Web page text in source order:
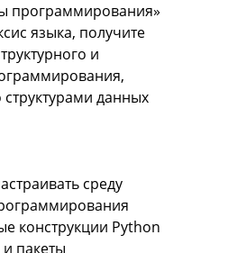
программирования»
языка, получите
и
данных
среду
конструкции Python
пакеты